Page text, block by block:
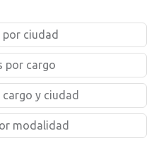
ciudad
por cargo
y ciudad
modalidad